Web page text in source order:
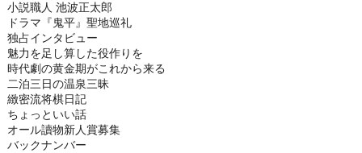
小説職人 池波正太郎
ドラマ『鬼平』聖地巡礼
独占インタビュー
魅力を足し算した役作りを
時代劇の黄金期がこれから来る
二泊三日の温泉三昧
緻密流将棋日記
ちょっといい話
オール讀物新人賞募集
バックナンバー